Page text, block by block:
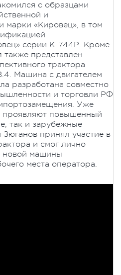
с образцами
и
марки «Кировец», в том
серии К-744Р. Кроме
представлен
трактора
Машина с двигателем
разработана совместно
и торговли РФ
Уже
проявляют повышенный
так и зарубежные
принял участие в
и смог лично
новой машины
места оператора.